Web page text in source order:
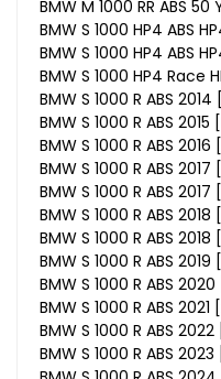
BMW M 1000 RR ABS
BMW S 1000 HP4 ABS
BMW S 1000 HP4 ABS
BMW S 1000 HP4 Race
BMW S 1000 R ABS 2014
BMW S 1000 R ABS 2015
BMW S 1000 R ABS 2016
BMW S 1000 R ABS 2017
BMW S 1000 R ABS 2017
BMW S 1000 R ABS 2018
BMW S 1000 R ABS 2018
BMW S 1000 R ABS 2019
BMW S 1000 R ABS 2020
BMW S 1000 R ABS
BMW S 1000 R ABS
BMW S 1000 R ABS